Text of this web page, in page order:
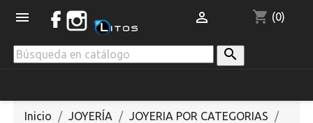
 shopping_cart (0)


Inicio JOYERÍA
JOYERIA POR CATEGORIAS